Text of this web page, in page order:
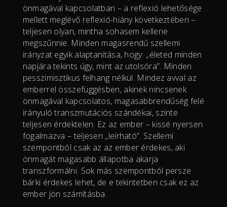
önmagával kapcsolatban – a reflexió lehetősége
mellett meglévő reflexió-hiány következtében –
teljesen olyan, mintha sohasem kellene
megszűnnie. Minden magasrendű szellemi
irányzat egyik alaptanítása, hogy: „életed minden
napjára tekints úgy, mint az utolsóra”. Minden
pesszimisztikus felhang nélkül. Mindez avval az
emberrel összefüggésben, akinek nincsenek
önmagával kapcsolatos, magasabbrendűség felé
irányuló transzmutációs szándékai, szinte
teljesen érdektelen. Ez az ember – kissé nyersen
fogalmazva – teljesen „leírható”. Szellemi
szempontból csak az az ember érdekes, aki
önmagát magasabb állapotba akarja
transzformálni. Sok más szempontból persze
bárki érdekes lehet, de e tekintetben csak ez az
ember jön számításba.